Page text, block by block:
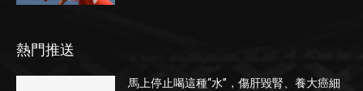
熱門推送
馬上停止喝這種“水”，傷肝毀腎、養大癌細